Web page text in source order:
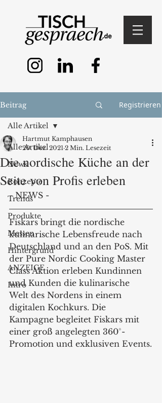
Beitrag Registrieren
Alle Artikel
News
Konzepte
Trends
Produkte
Messen
Hintergrund
ANZEIGE
Intro
Alle Artikel
Die nordische Küche an der
Seite von Profis erleben
Hartmut Kamphausen
20. Dez. 2021 2 Min. Lesezeit
- NEWS -
Fiskars bringt die nordische
kulinarische Lebensfreude nach
Deutschland und an den PoS. Mit
der Pure Nordic Cooking Master
Class Aktion erleben Kundinnen
und Kunden die kulinarische
Welt des Nordens in einem
digitalen Kochkurs. Die
Kampagne begleitet Fiskars mit
einer groß angelegten 360°-
Promotion und exklusiven Events.